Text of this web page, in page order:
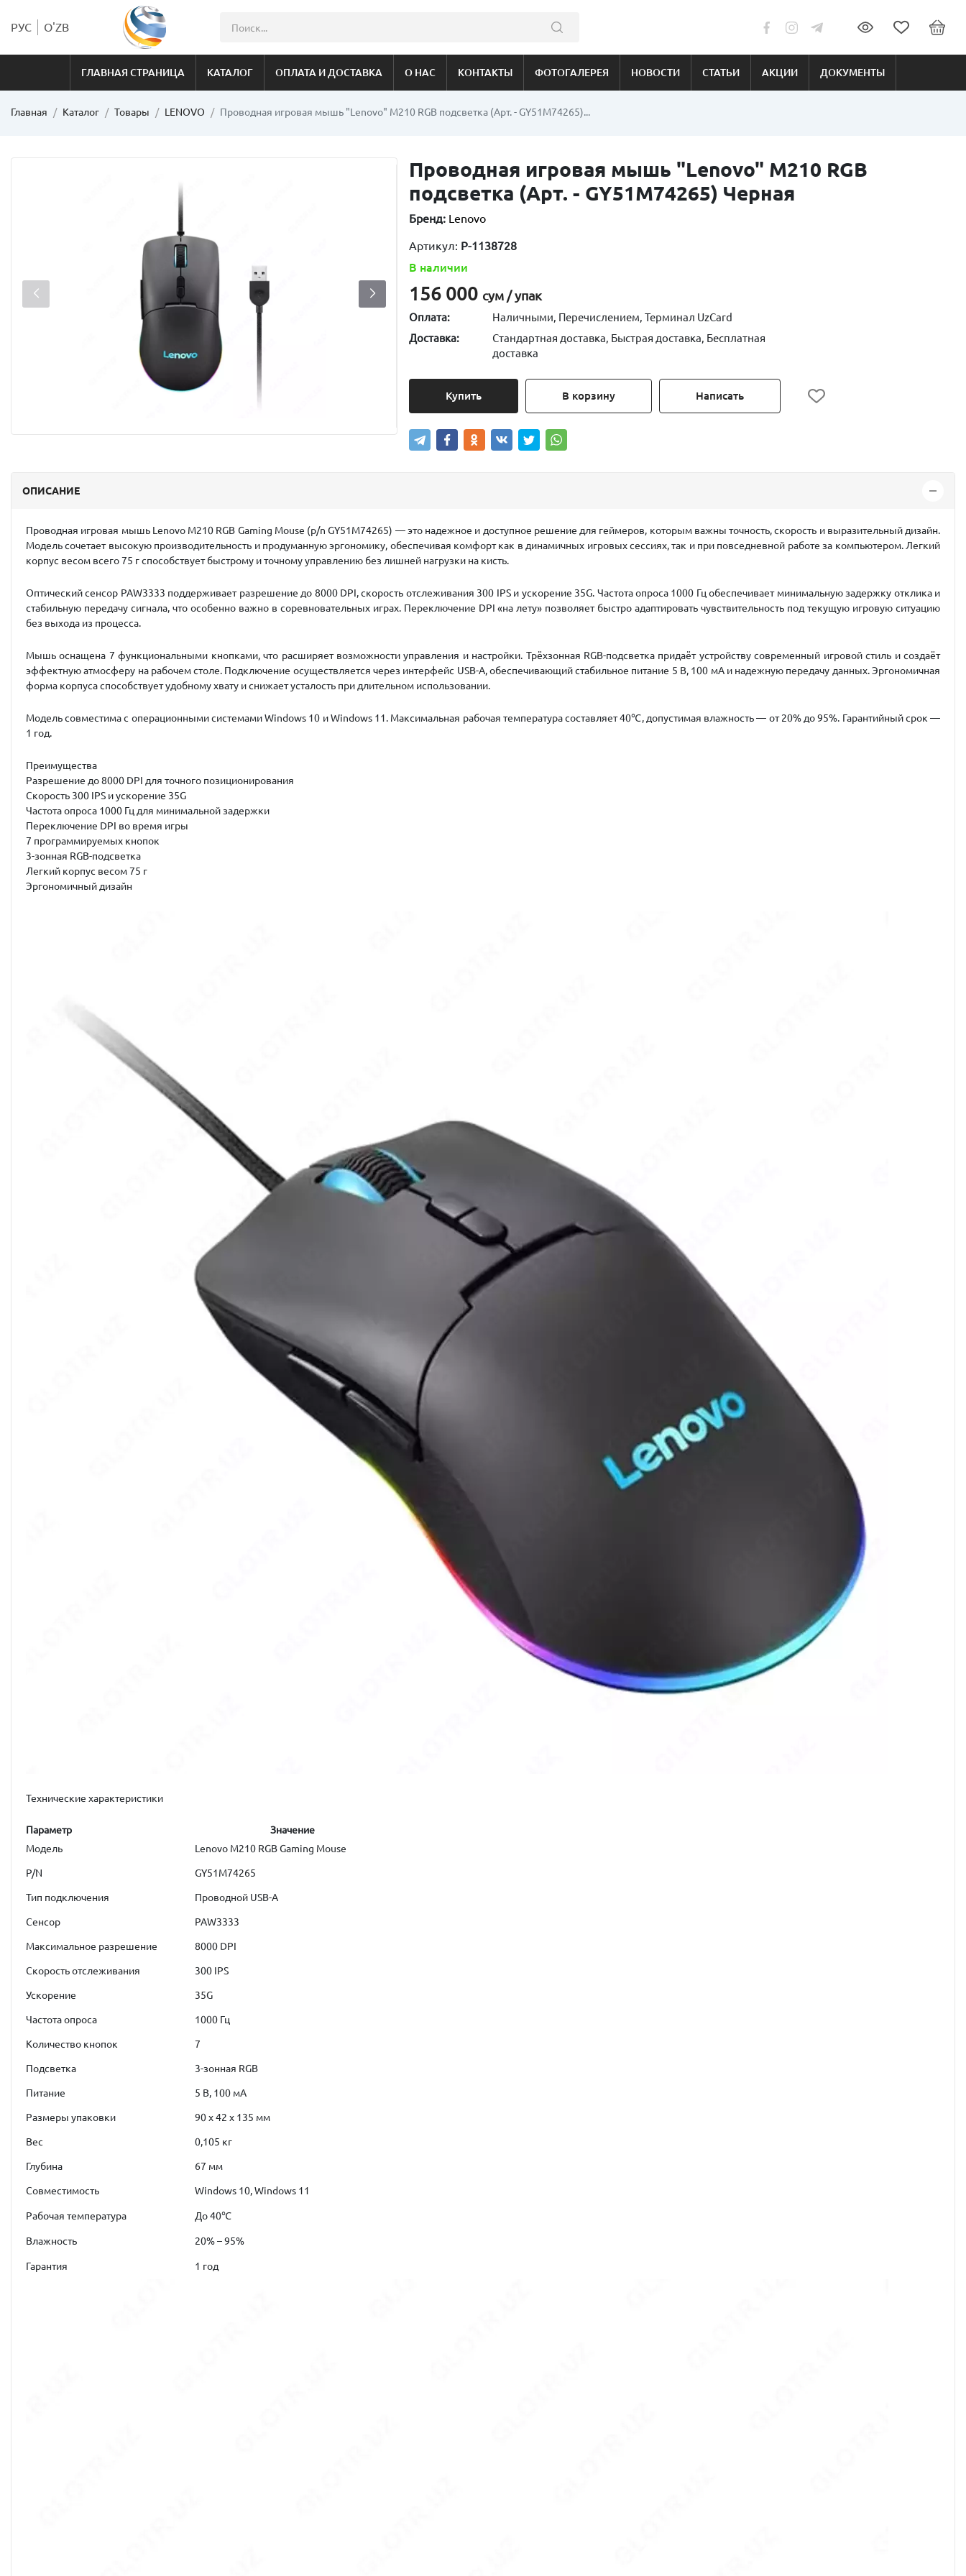
РУС O'ZB
ГЛАВНАЯ СТРАНИЦА КАТАЛОГ ОПЛАТА И ДОСТАВКА О НАС КОНТАКТЫ ФОТОГАЛЕРЕЯ НОВОСТИ СТАТЬИ АКЦИИ ДОКУМЕНТЫ
Главная Каталог Товары LENOVO Проводная игровая мышь "Lenovo" M210 RGB подсветка (Арт. - GY51M74265)...
Проводная игровая мышь "Lenovo" M210 RGB
подсветка (Арт. - GY51M74265) Черная
Бренд: Lenovo
Артикул: P-1138728
В наличии
156 000 сум / упак
Оплата:
Наличными, Перечислением, Терминал UzCard
Доставка:
Стандартная доставка, Быстрая доставка, Бесплатная
доставка
Купить В корзину Написать
ОПИСАНИЕ
Проводная игровая мышь Lenovo M210 RGB Gaming Mouse (p/n GY51M74265) — это надежное и доступное решение для геймеров, которым важны точность, скорость и выразительный дизайн.
Модель сочетает высокую производительность и продуманную эргономику, обеспечивая комфорт как в динамичных игровых сессиях, так и при повседневной работе за компьютером. Легкий
корпус весом всего 75 г способствует быстрому и точному управлению без лишней нагрузки на кисть.
Оптический сенсор PAW3333 поддерживает разрешение до 8000 DPI, скорость отслеживания 300 IPS и ускорение 35G. Частота опроса 1000 Гц обеспечивает минимальную задержку отклика и
стабильную передачу сигнала, что особенно важно в соревновательных играх. Переключение DPI «на лету» позволяет быстро адаптировать чувствительность под текущую игровую ситуацию
без выхода из процесса.
Мышь оснащена 7 функциональными кнопками, что расширяет возможности управления и настройки. Трёхзонная RGB-подсветка придаёт устройству современный игровой стиль и создаёт
эффектную атмосферу на рабочем столе. Подключение осуществляется через интерфейс USB-A, обеспечивающий стабильное питание 5 В, 100 мА и надежную передачу данных. Эргономичная
форма корпуса способствует удобному хвату и снижает усталость при длительном использовании.
Модель совместима с операционными системами Windows 10 и Windows 11. Максимальная рабочая температура составляет 40℃, допустимая влажность — от 20% до 95%. Гарантийный срок —
1 год.
Преимущества
Разрешение до 8000 DPI для точного позиционирования
Скорость 300 IPS и ускорение 35G
Частота опроса 1000 Гц для минимальной задержки
Переключение DPI во время игры
7 программируемых кнопок
3-зонная RGB-подсветка
Легкий корпус весом 75 г
Эргономичный дизайн
Технические характеристики
Параметр
Значение
Модель
Lenovo M210 RGB Gaming Mouse
P/N GY51M74265
Тип подключения Проводной USB-A
Сенсор PAW3333
Максимальное разрешение 8000 DPI
Скорость отслеживания 300 IPS
Ускорение 35G
Частота опроса 1000 Гц
Количество кнопок 7
Подсветка 3-зонная RGB
Питание 5 В, 100 мА
Размеры упаковки 90 x 42 x 135 мм
Вес 0,105 кг
Глубина 67 мм
Совместимость Windows 10, Windows 11
Рабочая температура До 40℃
Влажность 20% – 95%
Гарантия 1 год